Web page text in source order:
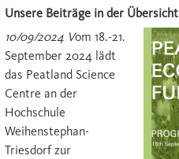
Unsere Beiträge in der Übersicht
10/09/2024 Vom 18.-21.
September 2024 lädt
das Peatland Science
Centre an der
Hochschule
Weihenstephan-
Triesdorf zur